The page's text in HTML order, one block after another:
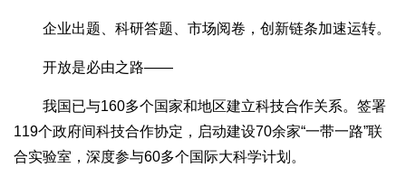
企业出题、科研答题、市场阅卷，创新链条加速运转。
开放是必由之路——
我国已与160多个国家和地区建立科技合作关系。签署
119个政府间科技合作协定，启动建设70余家“一带一路”联
合实验室，深度参与60多个国际大科学计划。